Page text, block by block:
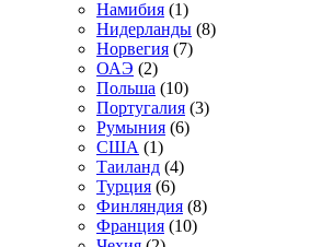
Намибия (1)
Нидерланды (8)
Норвегия (7)
ОАЭ (2)
Польша (10)
Португалия (3)
Румыния (6)
США (1)
Таиланд (4)
Турция (6)
Финляндия (8)
Франция (10)